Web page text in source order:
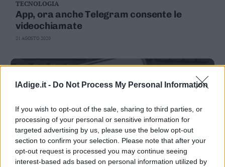
lAdige.it - Do Not Process My Personal Information
If you wish to opt-out of the sale, sharing to third parties, or
processing of your personal or sensitive information for
targeted advertising by us, please use the below opt-out
section to confirm your selection. Please note that after your
opt-out request is processed you may continue seeing
interest-based ads based on personal information utilized by
TECNOLOGIA
App, ora anche Telegram consente le
videochiamate
21 AGOSTO 2020